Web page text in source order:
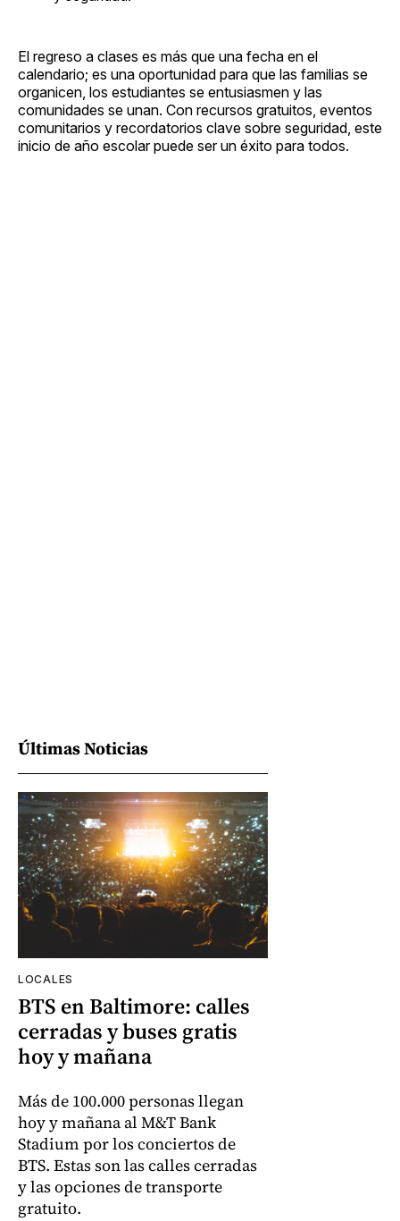
El regreso a clases es más que una fecha en el
calendario; es una oportunidad para que las familias se
organicen, los estudiantes se entusiasmen y las
comunidades se unan. Con recursos gratuitos, eventos
comunitarios y recordatorios clave sobre seguridad, este
inicio de año escolar puede ser un éxito para todos.
Últimas Noticias
LOCALES
BTS en Baltimore: calles
cerradas y buses gratis
hoy y mañana
Más de 100.000 personas llegan
hoy y mañana al M&T Bank
Stadium por los conciertos de
BTS. Estas son las calles cerradas
y las opciones de transporte
gratuito.